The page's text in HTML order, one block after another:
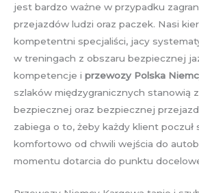
jest bardzo ważne w przypadku
przejazdów ludzi oraz paczek. Nasi
kompetentni specjaliści, jacy
w treningach z obszaru bezpiecznej
kompetencje i przewozy Polska
szlaków międzygranicznych stanowią
bezpiecznej oraz bezpiecznej
zabiega o to, żeby każdy klient poczuł
komfortowo od chwili wejścia do
momentu dotarcia do punktu